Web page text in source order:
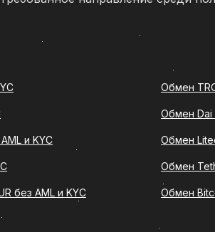
на банковскую карту.
LINK через сервис ComCash,
LINK
при которой
адрес и получает
криптовалюту в
Обмен
Обмен Dai
и KYC Обмен
Обмен
без AML и KYC Обмен